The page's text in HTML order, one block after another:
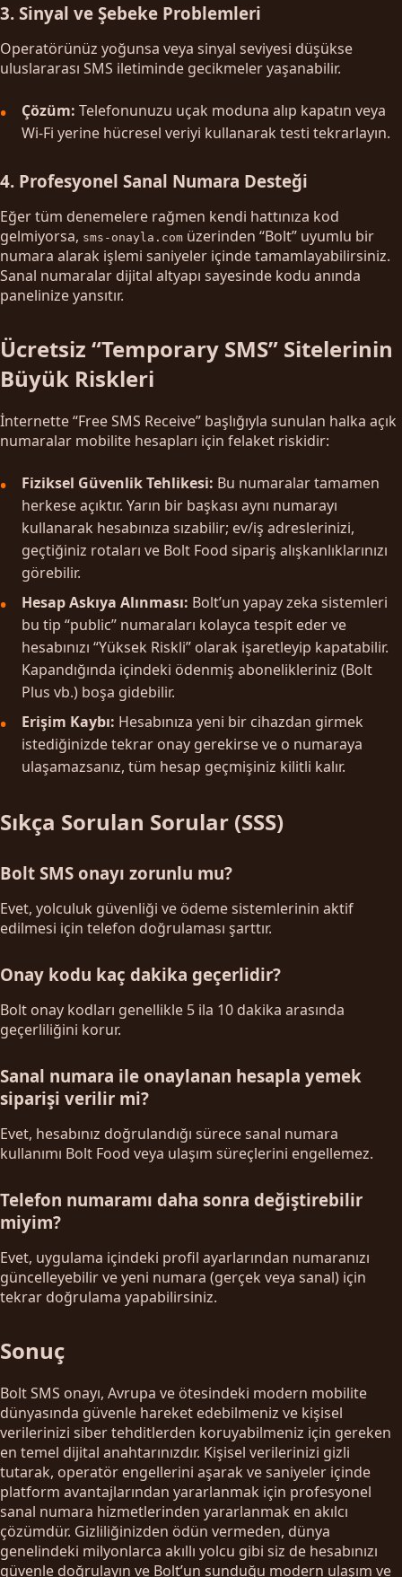
3. Sinyal ve Şebeke Problemleri
Operatörünüz yoğunsa veya sinyal seviyesi düşükse
uluslararası SMS iletiminde gecikmeler yaşanabilir.
Çözüm: Telefonunuzu uçak moduna alıp kapatın veya
Wi-Fi yerine hücresel veriyi kullanarak testi tekrarlayın.
4. Profesyonel Sanal Numara Desteği
Eğer tüm denemelere rağmen kendi hattınıza kod
gelmiyorsa, sms-onayla.com üzerinden “Bolt” uyumlu bir
numara alarak işlemi saniyeler içinde tamamlayabilirsiniz.
Sanal numaralar dijital altyapı sayesinde kodu anında
panelinize yansıtır.
Ücretsiz “Temporary SMS” Sitelerinin
Büyük Riskleri
İnternette “Free SMS Receive” başlığıyla sunulan halka açık
numaralar mobilite hesapları için felaket riskidir:
Fiziksel Güvenlik Tehlikesi: Bu numaralar tamamen
herkese açıktır. Yarın bir başkası aynı numarayı
kullanarak hesabınıza sızabilir; ev/iş adreslerinizi,
geçtiğiniz rotaları ve Bolt Food sipariş alışkanlıklarınızı
görebilir.
Hesap Askıya Alınması: Bolt’un yapay zeka sistemleri
bu tip “public” numaraları kolayca tespit eder ve
hesabınızı “Yüksek Riskli” olarak işaretleyip kapatabilir.
Kapandığında içindeki ödenmiş abonelikleriniz (Bolt
Plus vb.) boşa gidebilir.
Erişim Kaybı: Hesabınıza yeni bir cihazdan girmek
istediğinizde tekrar onay gerekirse ve o numaraya
ulaşamazsanız, tüm hesap geçmişiniz kilitli kalır.
Sıkça Sorulan Sorular (SSS)
Bolt SMS onayı zorunlu mu?
Evet, yolculuk güvenliği ve ödeme sistemlerinin aktif
edilmesi için telefon doğrulaması şarttır.
Onay kodu kaç dakika geçerlidir?
Bolt onay kodları genellikle 5 ila 10 dakika arasında
geçerliliğini korur.
Sanal numara ile onaylanan hesapla yemek
siparişi verilir mi?
Evet, hesabınız doğrulandığı sürece sanal numara
kullanımı Bolt Food veya ulaşım süreçlerini engellemez.
Telefon numaramı daha sonra değiştirebilir
miyim?
Evet, uygulama içindeki profil ayarlarından numaranızı
güncelleyebilir ve yeni numara (gerçek veya sanal) için
tekrar doğrulama yapabilirsiniz.
Sonuç
Bolt SMS onayı, Avrupa ve ötesindeki modern mobilite
dünyasında güvenle hareket edebilmeniz ve kişisel
verilerinizi siber tehditlerden koruyabilmeniz için gereken
en temel dijital anahtarınızdır. Kişisel verilerinizi gizli
tutarak, operatör engellerini aşarak ve saniyeler içinde
platform avantajlarından yararlanmak için profesyonel
sanal numara hizmetlerinden yararlanmak en akılcı
çözümdür. Gizliliğinizden ödün vermeden, dünya
genelindeki milyonlarca akıllı yolcu gibi siz de hesabınızı
güvenle doğrulayın ve Bolt’un sunduğu modern ulaşım ve